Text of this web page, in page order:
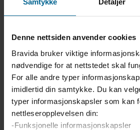
Denne nettsiden anvender cookies
Bravida bruker viktige
nødvendige for at nettstedet skal
For alle andre typer
imidlertid din samtykke. Du kan
typer informasjonskapsler som kan
nettleseropplevelsen din:
-Funksjonelle informasjonskapsler
dette er noe vi bruker aktivt
Personlige egenskaper
Du har faglig stolthet og holder
dine ved like
Du er selvstendig og jobber
systematisk